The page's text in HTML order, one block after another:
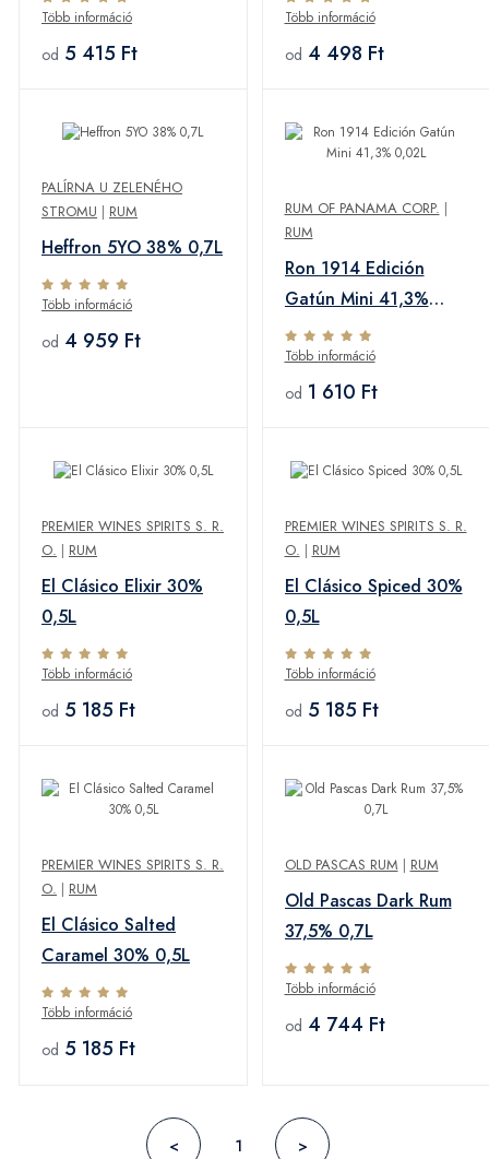
Több információ
od 5 415 Ft
Több információ
od 4 498 Ft
PALÍRNA U ZELENÉHO
STROMU | RUM
Heffron 5YO 38% 0,7L
Több információ
od 4 959 Ft
RUM OF PANAMA CORP. |
RUM
Ron 1914 Edición
Gatún Mini 41,3%
0,02L
Több információ
od 1 610 Ft
PREMIER WINES SPIRITS S. R.
O. | RUM
El Clásico Elixir 30%
0,5L
Több információ
od 5 185 Ft
PREMIER WINES SPIRITS S. R.
O. | RUM
El Clásico Spiced 30%
0,5L
Több információ
od 5 185 Ft
PREMIER WINES SPIRITS S. R.
O. | RUM
El Clásico Salted
Caramel 30% 0,5L
Több információ
od 5 185 Ft
OLD PASCAS RUM | RUM
Old Pascas Dark Rum
37,5% 0,7L
Több információ
od 4 744 Ft
< 1 >